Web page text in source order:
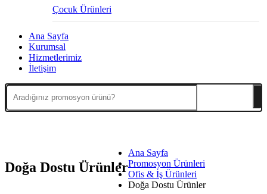
Çocuk Ürünleri
Ana Sayfa
Kurumsal
Hizmetlerimiz
İletişim
Doğa Dostu Ürünler
Ana Sayfa
Promosyon Ürünleri
Ofis & İş Ürünleri
Doğa Dostu Ürünler